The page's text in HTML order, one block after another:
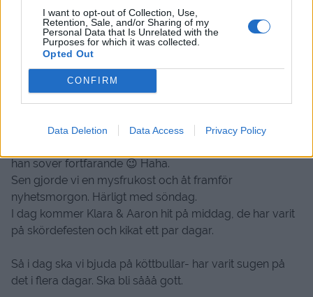
I want to opt-out of Collection, Use,
Retention, Sale, and/or Sharing of my
Personal Data that Is Unrelated with the
Purposes for which it was collected.
Opted Out
CONFIRM
Data Deletion Data Access Privacy Policy
VECKOMATSEDEL
Hej där,
han sover fortfarande 😉 Haha.
Sen gjorde vi en mysfrukost och åt framför
nyhetsmorgon. Härligt med söndag.
I dag kommer Klara & Aaron hit på middag, de har varit
på skördefesten och kikat ett par dagar.
Så i dag ska vi bjuda på köttbullar- har varit sugen på
det i flera dagar. Ska bli sååå gott.